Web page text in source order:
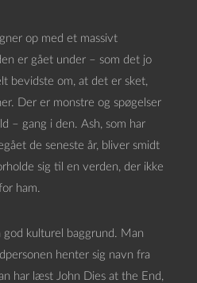
op med et massivt
er gået under – som det jo
bevidste om, at det er sket,
Der er monstre og spøgelser
– gang i den. Ash, som har
de seneste år, bliver smidt
sig til en verden, der ikke
ham.
god kulturel baggrund. Man
henter sig navn fra
har læst John Dies at the End,